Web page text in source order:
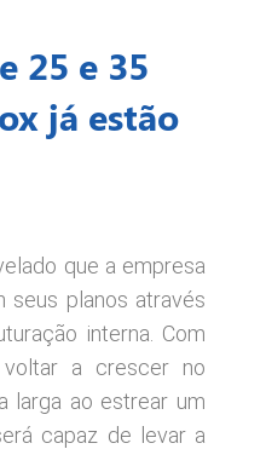
25 e 35
já estão
que a empresa
seus planos através
interna. Com
voltar a crescer no
larga ao estrear um
capaz de levar a